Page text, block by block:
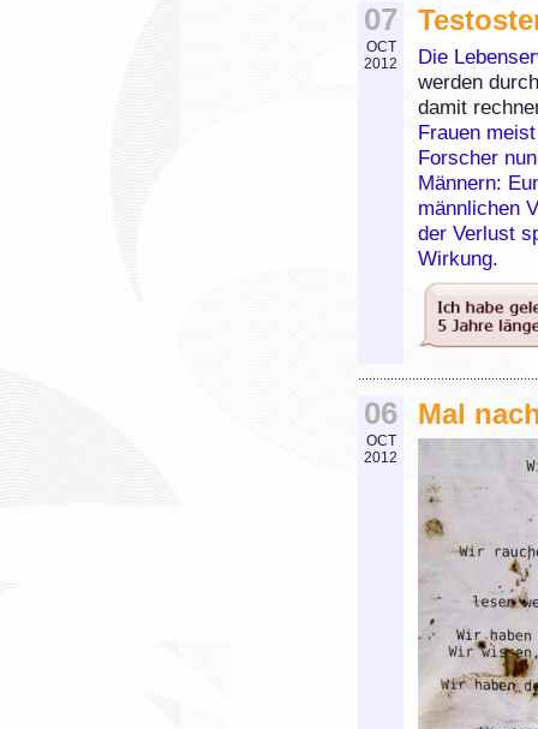
07
OCT
2012
Die
werden
damit
Frauen
Forscher
Männern:
männlichen
der Verlust
Wirkung.
06
OCT
2012
Mal